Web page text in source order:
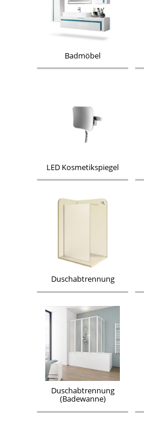
Badmöbel
LED Kosmetikspiegel
Duschabtrennung
Duschabtrennung
(Badewanne)